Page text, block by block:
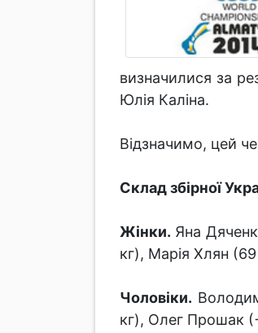
визначилися за
Юлія Каліна.
Відзначимо, цей
Склад збірної
Жінки. Яна
кг), Марія Хлян
Чоловіки.
кг), Олег Прошак